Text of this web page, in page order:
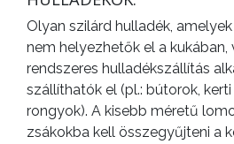
A
VÁROS
PÉNZÜGYEI
Olyan szilárd hulladék,
nem helyezhetők el a kukában,
rendszeres hulladékszállítás
szállíthatók el (pl.: bútorok,
rongyok). A kisebb méretű
zsákokba kell összegyűjteni a